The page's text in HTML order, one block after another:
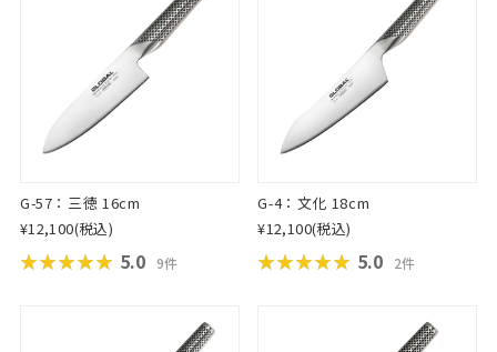
G-57：三徳 16cm
¥12,100(税込)
★★★★★
★★★★★ 5.0 9件
G-4：文化 18cm
¥12,100(税込)
★★★★★
★★★★★ 5.0 2件